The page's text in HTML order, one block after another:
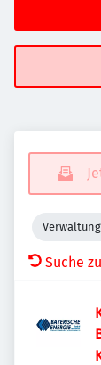
Verwaltung
Suche